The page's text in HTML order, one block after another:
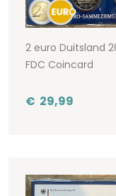
2 euro Duitsland
FDC Coincard
€ 29,99